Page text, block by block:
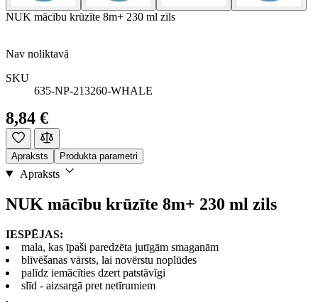
NUK mācību krūzīte 8m+ 230 ml zils
Nav noliktavā
SKU
635-NP-213260-WHALE
8,84 €
Apraksts Produkta parametri
Apraksts
NUK mācību krūzīte 8m+ 230 ml zils
IESPĒJAS:
mala, kas īpaši paredzēta jutīgām smaganām
blīvēšanas vārsts, lai novērstu noplūdes
palīdz iemācīties dzert patstāvīgi
slīd - aizsargā pret netīrumiem
.